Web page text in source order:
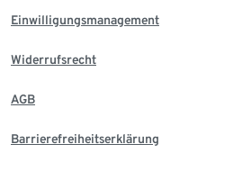
Einwilligungsmanagement
Widerrufsrecht
AGB
Barrierefreiheitserklärung